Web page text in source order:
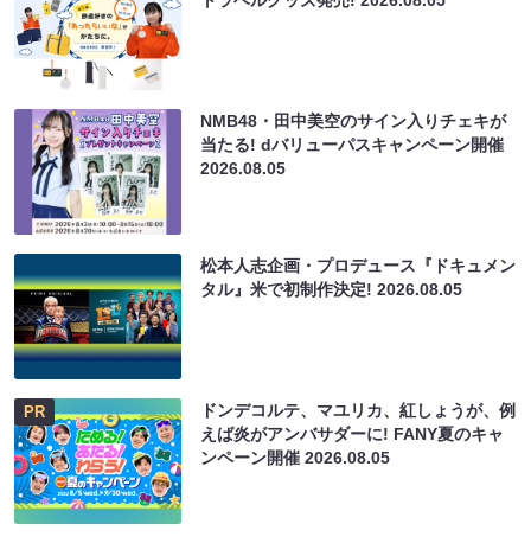
NMB48・田中美空のサイン入りチェキが
当たる! dバリューパスキャンペーン開催
2026.08.05
松本人志企画・プロデュース『ドキュメン
タル』米で初制作決定!2026.08.05
PR
ドンデコルテ、マユリカ、紅しょうが、例
えば炎がアンバサダーに! FANY夏のキャ
ンペーン開催2026.08.05